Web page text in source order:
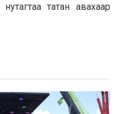
татан авахаар